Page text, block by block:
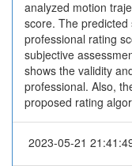
analyzed motion
score. The
professional rating
subjective
shows the validity
professional. Also,
proposed rating
2023-05-21